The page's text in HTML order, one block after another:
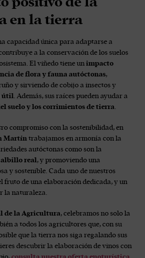
en la tierra
capacidad única para adaptarse a
a la conservación de los suelos
El viñedo tiene un impacto
de flora y fauna autóctonas,
y sirviendo de cobijo a insectos y
útil. Además, sus raíces pueden ayudar a
suelo y los corrimientos de tierra.
compromiso con la sostenibilidad, en
Martín trabajamos en armonía con la
autóctonas como son la
albillo real, y promoviendo una
y sostenible. Cada uno de nuestros
fruto de una elaboración dedicada, y un
la naturaleza.
de la Agricultura, celebramos no solo la
a todos los agricultores que, con su
que la tierra nos siga regalando sus
descubrir la elaboración de vinos con